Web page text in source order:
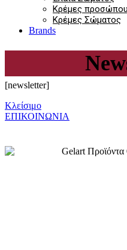
Κρέμες προσώπου
Κρέμες Σώματος
Brands
[newsletter]
Κλείσιμο
ΕΠΙΚΟΙΝΩΝΙΑ